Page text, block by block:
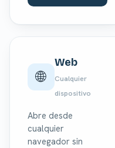
🌐
Web
Cualquier
dispositivo
Abre desde
cualquier
navegador sin